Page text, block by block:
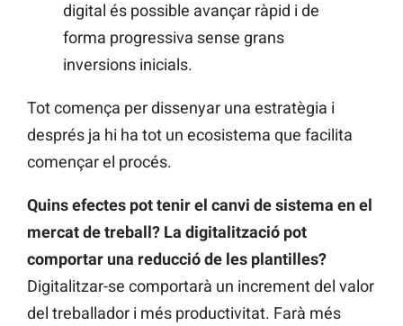
digital és possible avançar ràpid i de
forma progressiva sense grans
inversions inicials.
Tot comença per dissenyar una estratègia i
després ja hi ha tot un ecosistema que facilita
començar el procés.
Quins efectes pot tenir el canvi de sistema en el
mercat de treball? La digitalització pot
comportar una reducció de les plantilles?
Digitalitzar-se comportarà un increment del valor
del treballador i més productivitat. Farà més